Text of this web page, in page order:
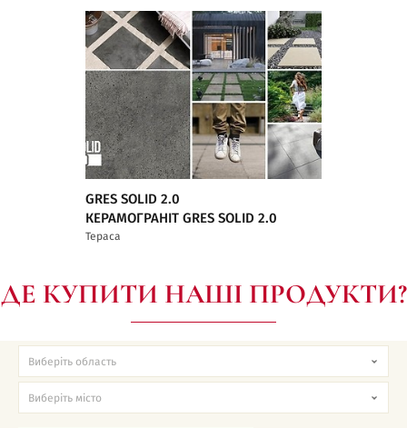
GRES SOLID 2.0
КЕРАМОГРАНІТ GRES SOLID 2.0
Тераса
ДЕ КУПИТИ НАШІ ПРОДУКТИ?